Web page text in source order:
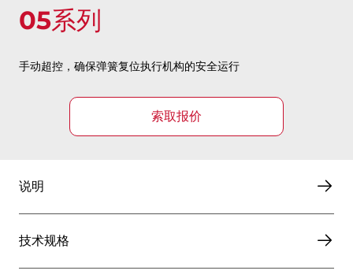
05系列
手动超控，确保弹簧复位执行机构的安全运行
索取报价
说明
技术规格